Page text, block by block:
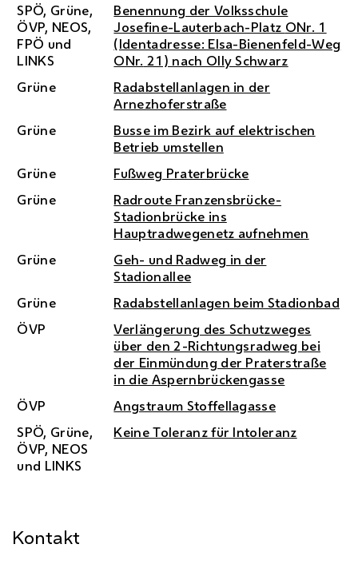
SPÖ, Grüne,
ÖVP, NEOS,
FPÖ und
LINKS
Benennung der Volksschule
Josefine-Lauterbach-Platz ONr. 1
(Identadresse: Elsa-Bienenfeld-Weg
ONr. 21) nach Olly Schwarz
Grüne
Radabstellanlagen in der
Arnezhoferstraße
Grüne
Busse im Bezirk auf elektrischen
Betrieb umstellen
Grüne
Fußweg Praterbrücke
Grüne
Radroute Franzensbrücke-
Stadionbrücke ins
Hauptradwegenetz aufnehmen
Grüne
Geh- und Radweg in der
Stadionallee
Grüne
Radabstellanlagen beim Stadionbad
ÖVP
Verlängerung des Schutzweges
über den 2-Richtungsradweg bei
der Einmündung der Praterstraße
in die Aspernbrückengasse
ÖVP
Angstraum Stoffellagasse
SPÖ, Grüne,
ÖVP, NEOS
und LINKS
Keine Toleranz für Intoleranz
Kontakt